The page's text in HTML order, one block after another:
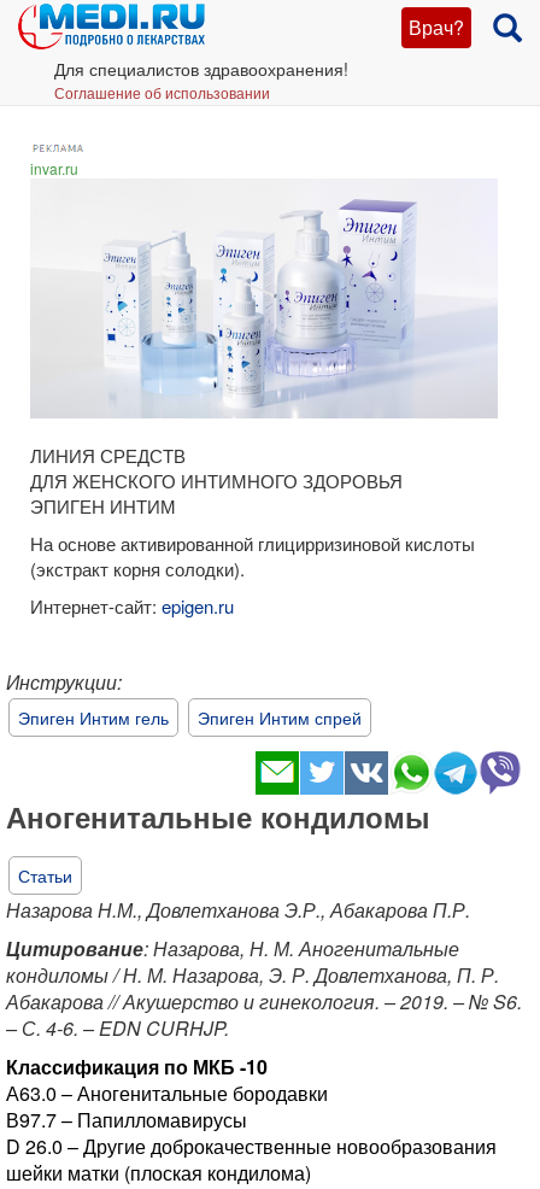
Врач?
Для специалистов здравоохранения!
Соглашение об использовании
invar.ru
ЛИНИЯ СРЕДСТВ
ДЛЯ ЖЕНСКОГО ИНТИМНОГО ЗДОРОВЬЯ
ЭПИГЕН ИНТИМ
На основе активированной глицирризиновой кислоты
(экстракт корня солодки).
Интернет-сайт: epigen.ru
Инструкции:
​Эпиген Интим гель Эпиген Интим спрей
​Аногенитальные кондиломы
Статьи
Назарова Н.М., Довлетханова Э.Р., Абакарова П.Р.
Цитирование: Назарова, Н. М. Аногенитальные
кондиломы / Н. М. Назарова, Э. Р. Довлетханова, П. Р.
Абакарова // Акушерство и гинекология. – 2019. – № S6.
– С. 4-6. – EDN CURHJP.
Классификация по МКБ -10
А63.0 – Аногенитальные бородавки
В97.7 – Папилломавирусы
D 26.0 – Другие доброкачественные новообразования
шейки матки (плоская кондилома)